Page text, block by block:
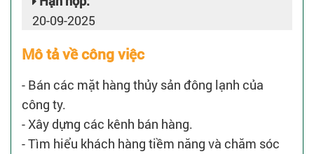
20-09-2025
Mô tả về công việc
- Bán các mặt hàng thủy sản đông lạnh của
công ty.
- Xây dựng các kênh bán hàng.
- Tìm hiểu khách hàng tiềm năng và chăm sóc